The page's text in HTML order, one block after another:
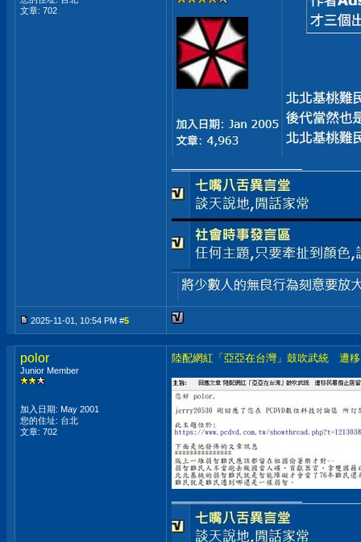
文章: 702
2025-11-01, 10:54 PM #5
polor
Junior Member
加入日期: May 2001
您的住址: 台北
文章: 702
陸配網紅「亞亞在台灣」鼓吹武統 遭